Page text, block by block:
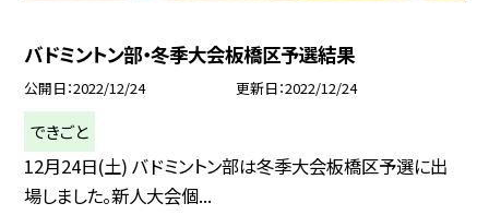
バドミントン部・冬季大会板橋区予選結果
公開日 2022/12/24 更新日 2022/12/24
できごと
12月24日(土) バドミントン部は冬季大会板橋区予選に出
場しました。新人大会個...